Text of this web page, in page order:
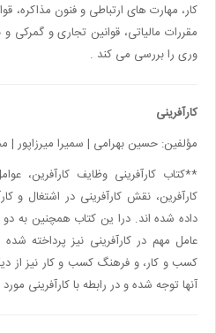
کار، مهارت های ارتباطی و فنون مذاکره،
مقررات مالیاتی، قوانین تجاری و گمرکی و
وری را بررسی می کند.
کارآفرینی
مؤلفین: حسین بهرامی | سمیرا میرزاپور |
کتاب کارآفرینی وظایف کارآفرین، عوامل
کارآفرین، نقش کارآفرینی در اشتغال و
داده شده اند. درا ین کتاب همچنین به دو
عامل مهم در کارآفرینی نیز پرداخته
کسب و کار، و فرهنگ کسب و کار نیز از
آنها توجه شده و در رابطه با کارآفرینی مورد